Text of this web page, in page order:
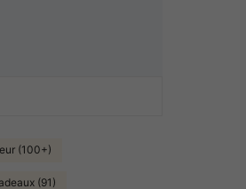
(100+)
(91)